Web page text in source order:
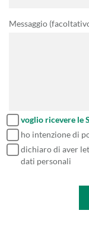
Messaggio
voglio ricevere le
ho intenzione di
dichiaro di aver
dati personali